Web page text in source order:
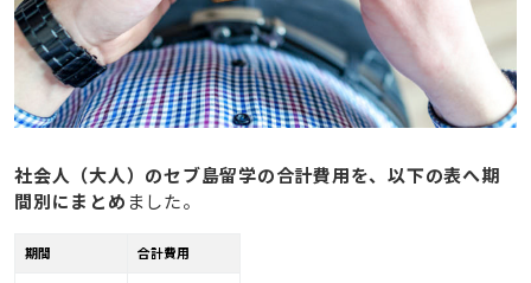
社会人（大人）のセブ島留学の合計費用を、以下の表へ期
間別にまとめ ました。
期間 合計費用